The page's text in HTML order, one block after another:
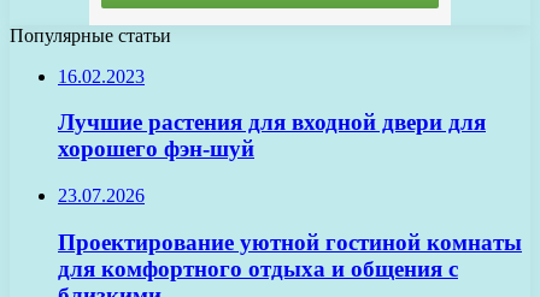
Популярные статьи
16.02.2023
Лучшие растения для входной двери для
хорошего фэн-шуй
23.07.2026
Проектирование уютной гостиной комнаты
для комфортного отдыха и общения с